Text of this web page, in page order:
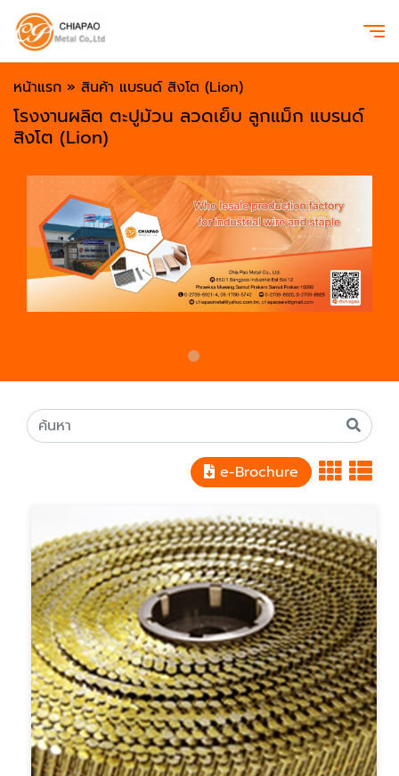
หน้าแรก » สินค้า แบรนด์ สิงโต (Lion)
โรงงานผลิต ตะปูม้วน ลวดเย็บ ลูกแม็ก แบรนด์
สิงโต (Lion)
e-Brochure